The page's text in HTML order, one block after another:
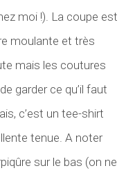
moi !). La coupe est
moulante et très
mais les coutures
garder ce qu’il faut
c’est un tee-shirt
tenue. A noter
sur le bas (on ne